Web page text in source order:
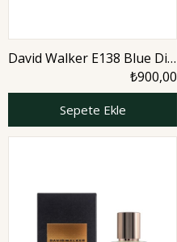
David Walker E138 Blue Div
50 ml Erkek Parfüm |
Nature
₺900,00
Sepete Ekle